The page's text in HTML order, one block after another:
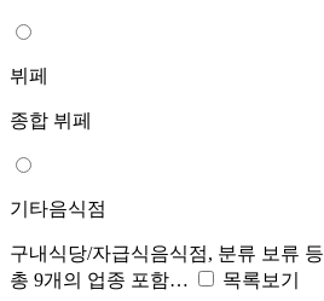
뷔페
종합 뷔페
기타음식점
구내식당/자급식음식점, 분류 보류 등
총 9개의 업종 포함…
목록보기